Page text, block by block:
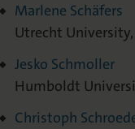
Marlene Schäfers
Utrecht
Jesko Schmoller
Humboldt
Christoph